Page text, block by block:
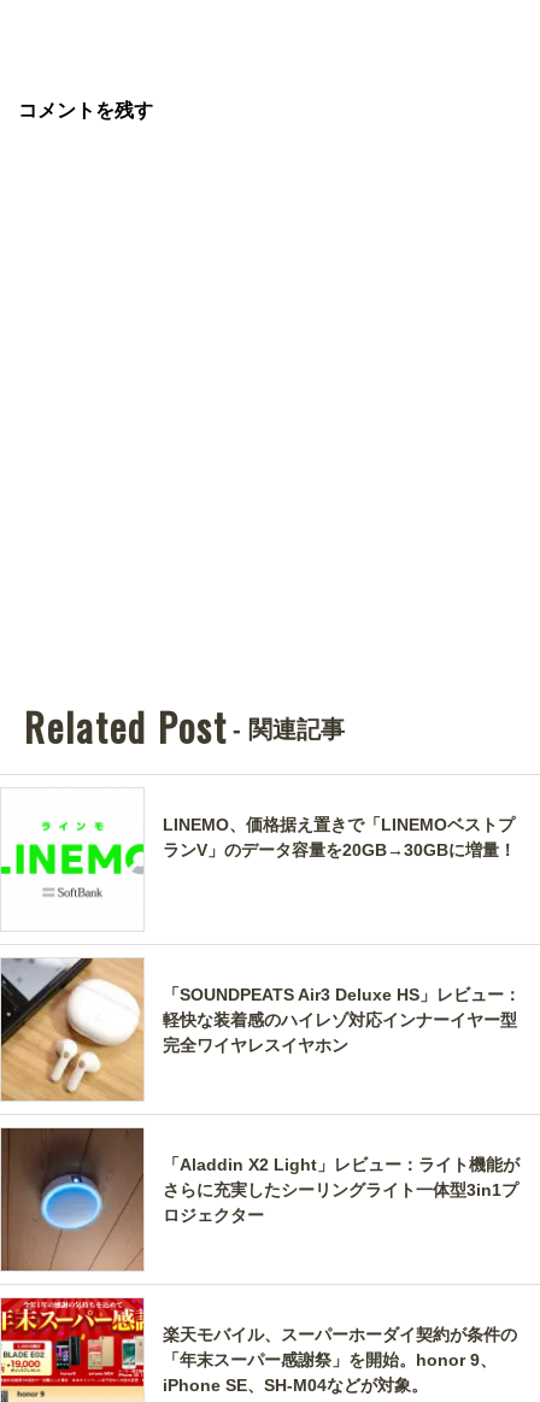
コメントを残す
Related Post - 関連記事
LINEMO、価格据え置きで「LINEMOベストプ
ランV」のデータ容量を20GB→30GBに増量！
「SOUNDPEATS Air3 Deluxe HS」レビュー：
軽快な装着感のハイレゾ対応インナーイヤー型
完全ワイヤレスイヤホン
「Aladdin X2 Light」レビュー：ライト機能が
さらに充実したシーリングライト一体型3in1プ
ロジェクター
楽天モバイル、スーパーホーダイ契約が条件の
「年末スーパー感謝祭」を開始。honor 9、
iPhone SE、SH-M04などが対象。